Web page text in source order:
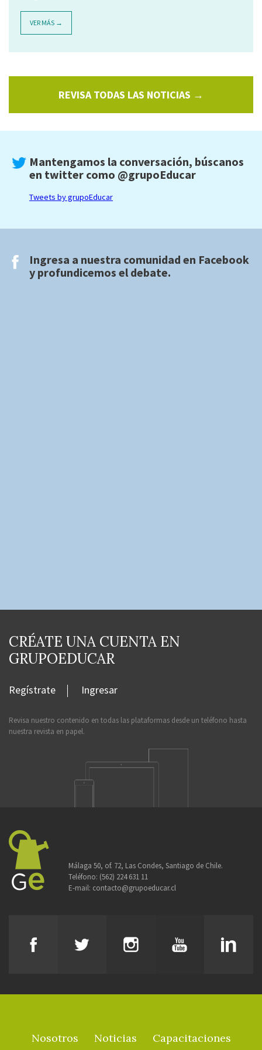
VER MÁS →
REVISA TODAS LAS NOTICIAS →
Mantengamos la conversación, búscanos
en twitter como @grupoEducar
Tweets by grupoEducar
Ingresa a nuestra comunidad en Facebook
y profundicemos el debate.
CRÉATE UNA CUENTA EN
GRUPOEDUCAR
Regístrate Ingresar
Revisa nuestro contenido en todas las plataformas desde un teléfono hasta
nuestra revista en papel.
Málaga 50, of. 72, Las Condes, Santiago de Chile.
Teléfono: (562) 224 631 11
E-mail: contacto@grupoeducar.cl
Nosotros Noticias
Capacitaciones